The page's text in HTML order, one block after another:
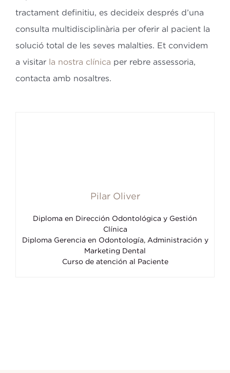
tractament definitiu, es decideix després d’una
consulta multidisciplinària per oferir al pacient la
solució total de les seves malalties. Et convidem
a visitar la nostra clínica per rebre assessoria,
contacta amb nosaltres.
Pilar Oliver
Diploma en Dirección Odontológica y Gestión
Clínica
Diploma Gerencia en Odontología, Administración y
Marketing Dental
Curso de atención al Paciente